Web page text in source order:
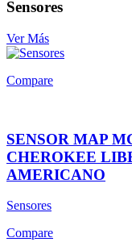
Sensores
Ver Más
Compare
SENSOR MAP
CHEROKEE
AMERICANO
Sensores
Compare